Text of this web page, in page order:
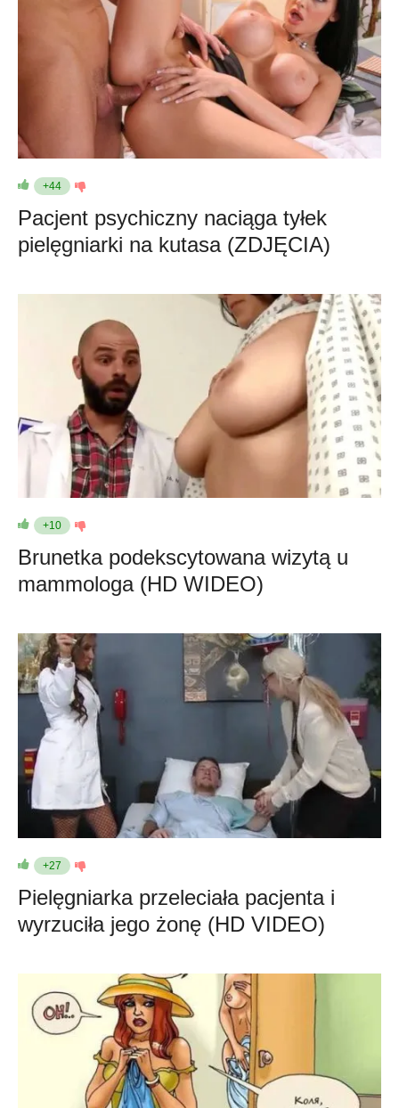
+44
Pacjent psychiczny naciąga tyłek
pielęgniarki na kutasa (ZDJĘCIA)
+10
Brunetka podekscytowana wizytą u
mammologa (HD WIDEO)
+27
Pielęgniarka przeleciała pacjenta i
wyrzuciła jego żonę (HD VIDEO)